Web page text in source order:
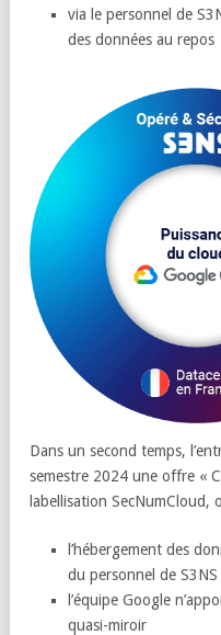
via le personnel de
des données au repos
Dans un second temps,
semestre 2024 une offre «
labellisation SecNumCloud,
l’hébergement des
du personnel de S3NS
l’équipe Google
quasi-miroir